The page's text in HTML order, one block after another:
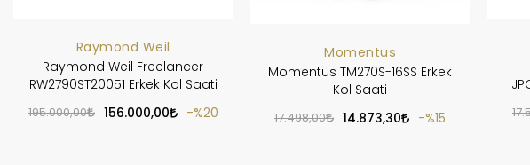
Raymond Weil
Raymond Weil Freelancer
RW2790ST20051 Erkek Kol Saati
195.000,00 156.000,00 %20
Momentus
Momentus TM270S-16SS Erkek
Kol Saati
17.498,00 14.873,30 %15